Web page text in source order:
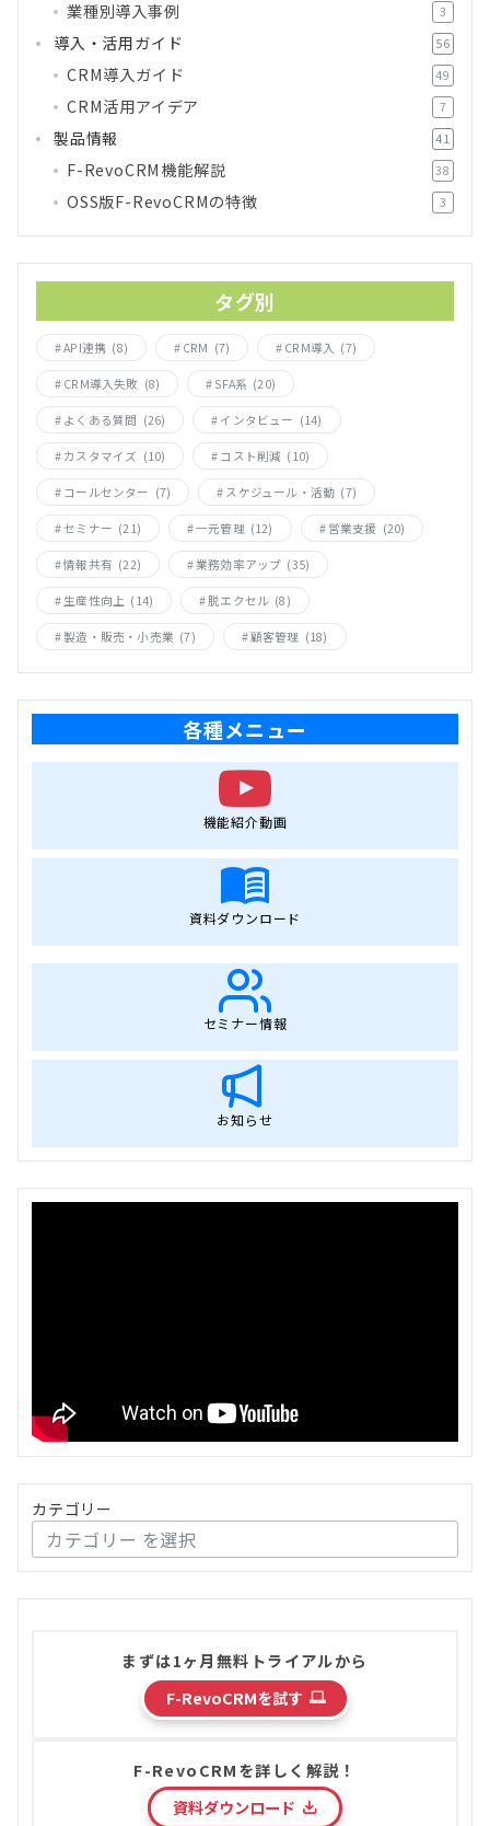
業種別導入事例 3
導入・活用ガイド 56
CRM導入ガイド 49
CRM活用アイデア 7
製品情報 41
F-RevoCRM機能解説 38
OSS版F-RevoCRMの特徴 3
タグ別
API連携 (8) CRM (7) CRM導入 (7)
CRM導入失敗 (8) SFA系 (20)
よくある質問 (26) インタビュー (14)
カスタマイズ (10) コスト削減 (10)
コールセンター (7) スケジュール・活動 (7)
セミナー (21) 一元管理 (12) 営業支援 (20)
情報共有 (22) 業務効率アップ (35)
生産性向上 (14) 脱エクセル (8)
製造・販売・小売業 (7) 顧客管理 (18)
各種メニュー
機能紹介動画
資料ダウンロード
セミナー情報
お知らせ
カテゴリー
まずは1ヶ月無料トライアルから
F-RevoCRMを試す
F-RevoCRMを詳しく解説！
資料ダウンロード